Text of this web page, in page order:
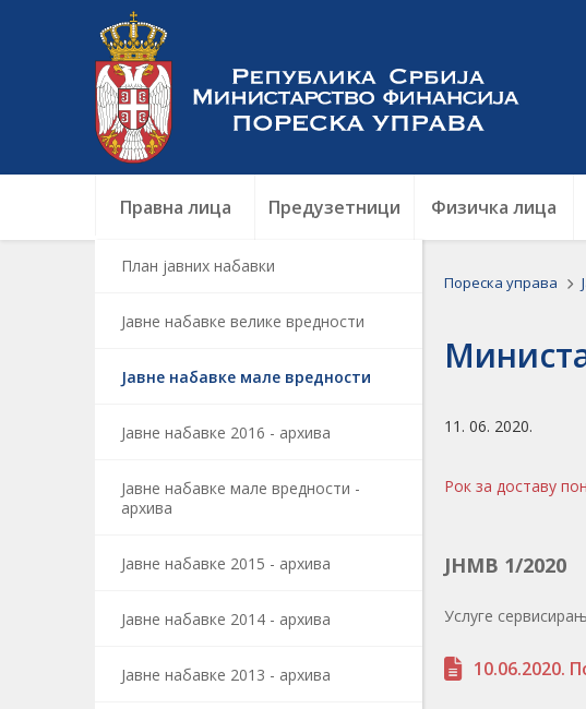
Правна лица Предузетници Физичка лица
План јавних набавки
Јавне набавке велике вредности
Јавне набавке мале вредности
Јавне набавке 2016 - архива
Јавне набавке мале вредности -
архива
Јавне набавке 2015 - архива
Јавне набавке 2014 - архива
Јавне набавке 2013 - архива
Пореска управа
11. 06. 2020.
Рок за доставу
JНМВ 1/2020
Услуге
10.06.2020.